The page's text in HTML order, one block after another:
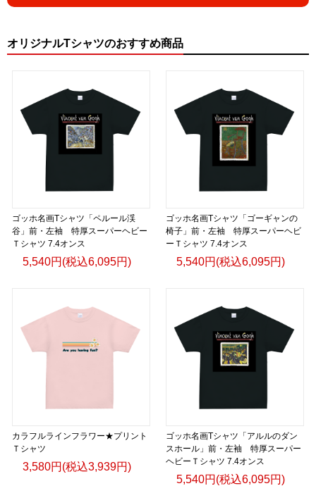
オリジナルTシャツのおすすめ商品
ゴッホ名画Tシャツ「ペルール渓
谷」前・左袖 特厚スーパーヘビー
Ｔシャツ 7.4オンス
5,540円(税込6,095円)
ゴッホ名画Tシャツ「ゴーギャンの
椅子」前・左袖 特厚スーパーヘビ
ーＴシャツ 7.4オンス
5,540円(税込6,095円)
カラフルラインフラワー★プリント
Ｔシャツ
3,580円(税込3,939円)
ゴッホ名画Tシャツ「アルルのダン
スホール」前・左袖 特厚スーパー
ヘビーＴシャツ 7.4オンス
5,540円(税込6,095円)